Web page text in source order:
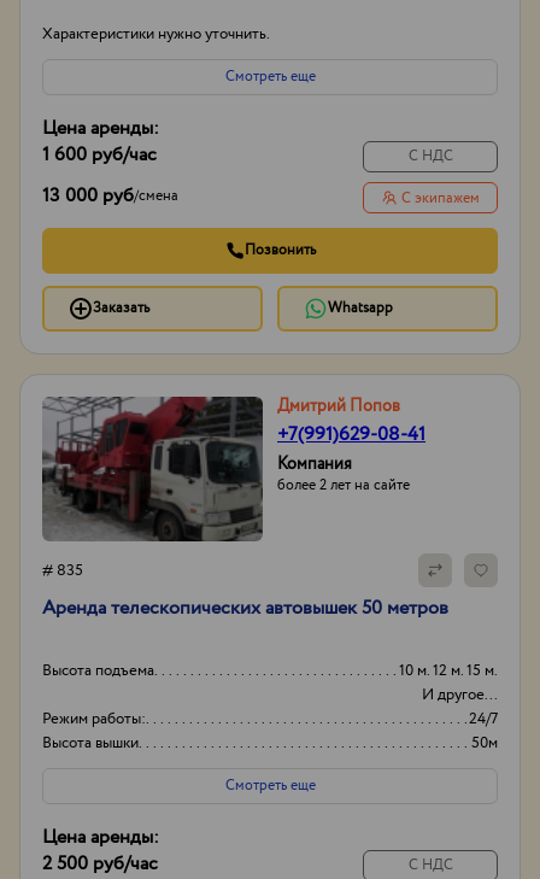
Характеристики нужно уточнить.
Смотреть еще
Цена аренды:
1 600 руб/час
13 000 руб/смена
С НДС
С экипажем
Позвонить
Заказать Whatsapp
Дмитрий Попов
+7(991)629-08-41
Компания
более 2 лет на сайте
# 835
Аренда телескопических автовышек 50 метров
Высота подъема
10 м. 12 м. 15 м.
И другое...
Режим работы:
24/7
Высота вышки
50м
Оборудование
+
Смотреть еще
Цена аренды:
2 500 руб/час
С НДС